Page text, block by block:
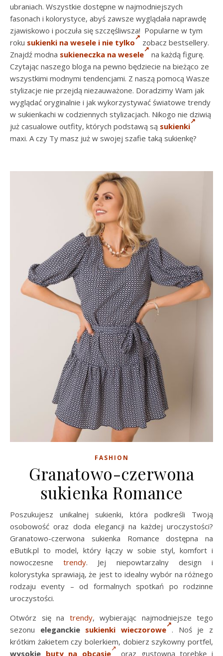
ubraniach. Wszystkie dostępne w najmodniejszych
fasonach i kolorystyce, abyś zawsze wyglądała naprawdę
zjawiskowo i poczuła się szczęśliwsza! Popularne w tym
roku sukienki na wesele i nie tylko
zobacz bestsellery.
Znajdź modna sukieneczka na wesele
na każdą figurę.
Czytając naszego bloga na pewno będziecie na bieżąco ze
wszystkimi modnymi tendencjami. Z naszą pomocą Wasze
stylizacje nie przejdą niezauważone. Doradzimy Wam jak
wyglądać oryginalnie i jak wykorzystywać światowe trendy
w sukienkachi w codziennych stylizacjach. Nikogo nie dziwią
już casualowe outfity, których podstawą są sukienki
maxi. A czy Ty masz już w swojej szafie taką sukienkę?
FASHION
Granatowo-czerwona
sukienka Romance
Poszukujesz unikalnej sukienki, która podkreśli Twoją
osobowość oraz doda elegancji na każdej uroczystości?
Granatowo-czerwona sukienka Romance dostępna na
eButik.pl to model, który łączy w sobie styl, komfort i
nowoczesnetrendy. Jej niepowtarzalny design i
kolorystyka sprawiają, że jest to idealny wybór na różnego
rodzaju eventy – od formalnych spotkań po rodzinne
uroczystości.
Otwórz się na trendy, wybierając najmodniejsze tego
sezonu eleganckie sukienki wieczorowe . Noś je z
krótkim żakietem czy bolerkiem, dobierz szykowny portfel,
wysokie buty na obcasie oraz gustowną torebkę i